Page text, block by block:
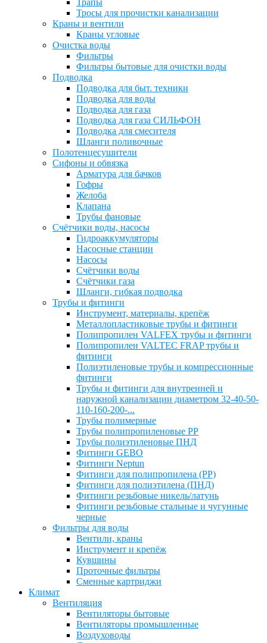
Тросы для прочистки канализации
Краны и вентили
Краны угловые
Очистка воды
Фильтры
Фильтры бытовые для очистки воды
Подводка
Подводка для быт. техники
Подводка для воды
Подводка для газа
Подводка для газа СИЛЬФОН
Подводка для смесителя
Шланги поливочные
Полотенцесушители
Сифоны и обвязка
Арматура для бачков
Гофры
Желоба
Клапана
Трубы фановые
Счётчики воды, насосы
Гидроаккумуляторы
Насосные станции
Насосы
Счётчики воды
Счётчики газа
Шланги, гибкая подводка
Трубы и фитинги
Инструмент, материалы, крепёж
Металлопластиковые трубы и фитинги
Полипропилен VALFEX трубы и фитинги
Полипропилен VALTEC FRAP трубы и
фитинги
Полиэтиленовые трубы и компрессионные
фитинги
Трубы и фитинги для внутренней и
наружной канализации диаметром 32-40-50-
110-160-200-...
Трубы полимерные
Трубы полипропиленовые PP
Трубы полиэтиленовые ПНД
Фитинги GEBO
Фитинги Neptun
Фитинги для полипропилена (PP)
Фитинги для полиэтилена (ПНД)
Фитинги резьбовые никель/латунь
Фитинги резьбовые стальные и чугунные
черные
Фильтры для воды
Вентили, краны
Инструмент и крепёж
Кувшины
Проточные фильтры
Сменные картриджи
Климат
Вентиляция
Вентиляторы бытовые
Вентиляторы промышленные
Воздуховоды